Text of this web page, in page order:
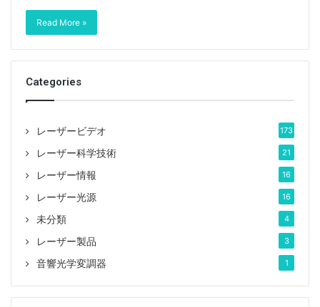
Read More »
Categories
レーザービデオ 173
レーザー科学技術 21
レーザー情報 16
レーザー光源 16
未分類 4
レーザー製品 3
音響光学変調器 1